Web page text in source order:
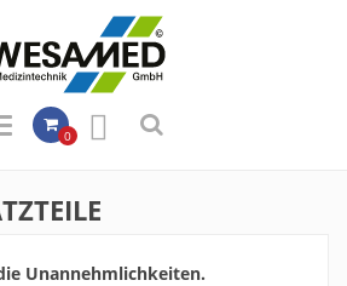
0 
Unannehmlichkeiten.